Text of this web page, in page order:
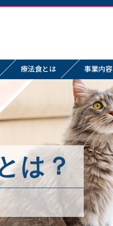
療法食とは 事業内容
は？